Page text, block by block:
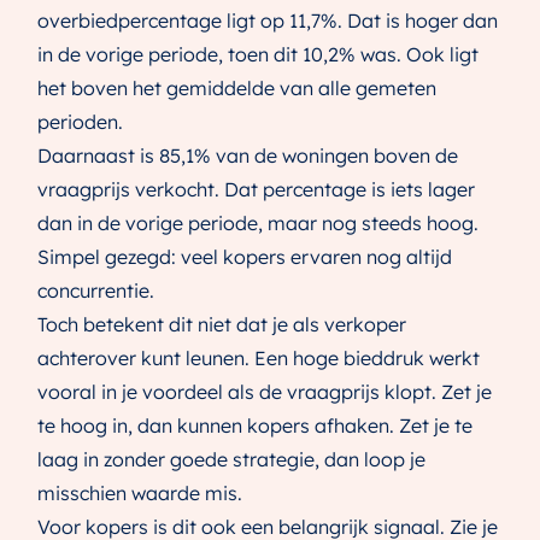
overbiedpercentage ligt op 11,7%. Dat is hoger dan
in de vorige periode, toen dit 10,2% was. Ook ligt
het boven het gemiddelde van alle gemeten
perioden.
Daarnaast is 85,1% van de woningen boven de
vraagprijs verkocht. Dat percentage is iets lager
dan in de vorige periode, maar nog steeds hoog.
Simpel gezegd: veel kopers ervaren nog altijd
concurrentie.
Toch betekent dit niet dat je als verkoper
achterover kunt leunen. Een hoge bieddruk werkt
vooral in je voordeel als de vraagprijs klopt. Zet je
te hoog in, dan kunnen kopers afhaken. Zet je te
laag in zonder goede strategie, dan loop je
misschien waarde mis.
Voor kopers is dit ook een belangrijk signaal. Zie je